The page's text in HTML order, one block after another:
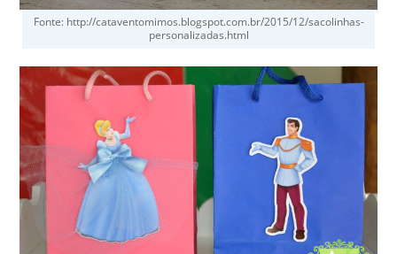
Fonte: http://cataventomimos.blogspot.com.br/2015/12/sacolinhas-
personalizadas.html